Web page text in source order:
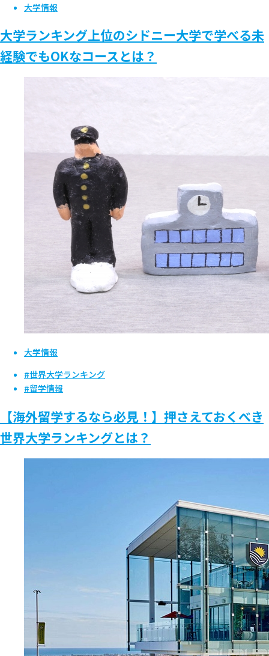
大学情報
大学ランキング上位のシドニー大学で学べる未
経験でもOKなコースとは？
大学情報
#世界大学ランキング
#留学情報
【海外留学するなら必見！】押さえておくべき
世界大学ランキングとは？